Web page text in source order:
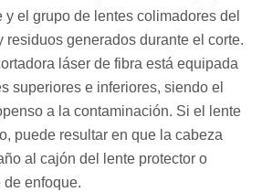
el grupo de lentes colimadores del
residuos generados durante el corte.
láser de fibra está equipada
superiores e inferiores, siendo el
a la contaminación. Si el lente
puede resultar en que la cabeza
al cajón del lente protector o
enfoque.